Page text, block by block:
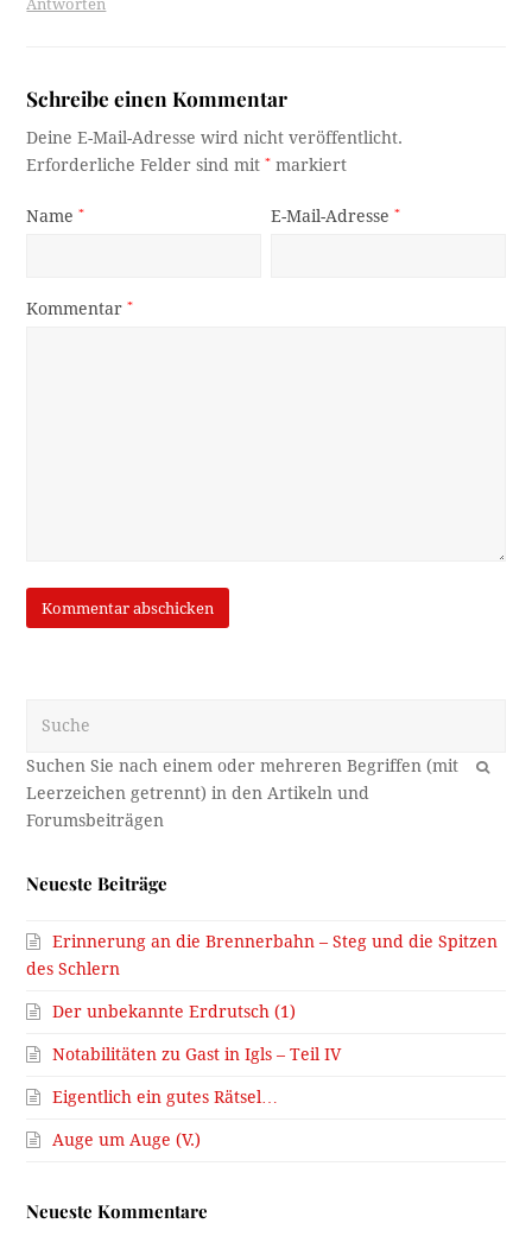
Antworten
Schreibe einen Kommentar
Deine E-Mail-Adresse wird nicht veröffentlicht.
Erforderliche Felder sind mit* markiert
Name* E-Mail-Adresse*
Kommentar*
OK
Neueste Beiträge
Erinnerung an die Brennerbahn – Steg und die Spitzen
des Schlern
Der unbekannte Erdrutsch (1)
Notabilitäten zu Gast in Igls – Teil IV
Eigentlich ein gutes Rätsel…
Auge um Auge (V.)
Neueste Kommentare